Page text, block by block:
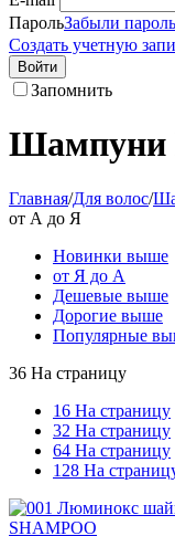
ПарольЗабыли
Создать учетную
Войти
Запомнить
Шампуни
Главная/Для волос/
от А до Я
Новинки выше
от Я до А
Дешевые выше
Дорогие выше
Популярные
36 На страницу
16 На страницу
32 На страницу
64 На страницу
128 На